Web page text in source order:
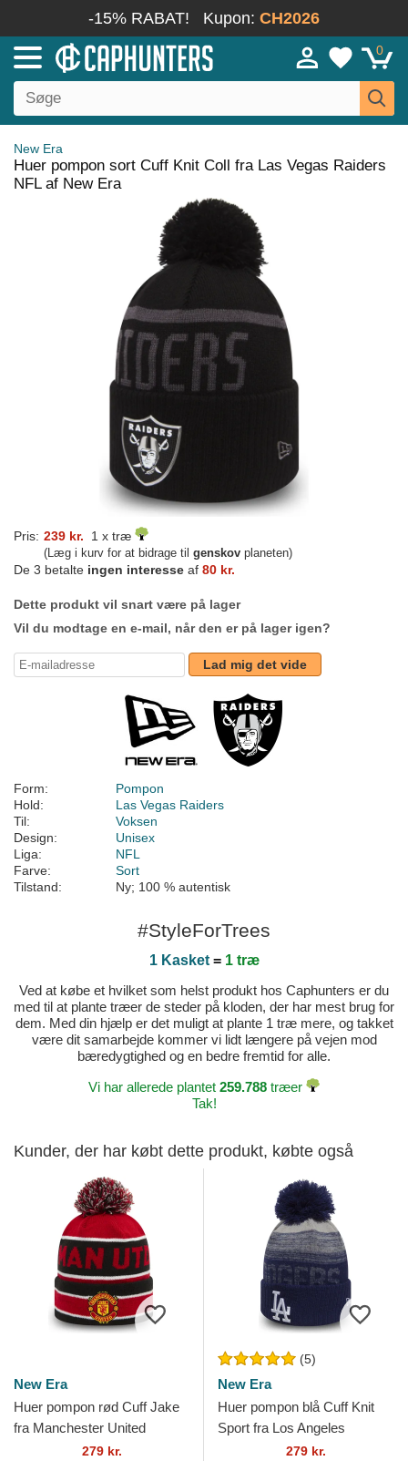
-15% RABAT! Kupon: CH2026
0
New Era
Huer pompon sort Cuff Knit Coll fra Las Vegas Raiders
NFL af New Era
Pris: 239 kr. 1 x træ
(Læg i kurv for at bidrage til genskov planeten)
De 3 betalte ingen interesse af 80 kr.
Dette produkt vil snart være på lager
Vil du modtage en e-mail, når den er på lager igen?
Lad mig det vide
Form:
Pompon
Hold:
Las Vegas Raiders
Til:
Voksen
Design:
Unisex
Liga:
NFL
Farve:
Sort
Tilstand:
Ny; 100 % autentisk
#StyleForTrees
1 Kasket= 1 træ
Ved at købe et hvilket som helst produkt hos Caphunters er du
med til at plante træer de steder på kloden, der har mest brug for
dem. Med din hjælp er det muligt at plante 1 træ mere, og takket
være dit samarbejde kommer vi lidt længere på vejen mod
bæredygtighed og en bedre fremtid for alle.
Vi har allerede plantet 259.788 træer
Tak!
Kunder, der har købt dette produkt, købte også
New Era
Huer pompon rød Cuff Jake
fra Manchester United
Football Club Premier League
279 kr.
(5)
New Era
Huer pompon blå Cuff Knit
Sport fra Los Angeles
Dodgers MLB af New Era
279 kr.